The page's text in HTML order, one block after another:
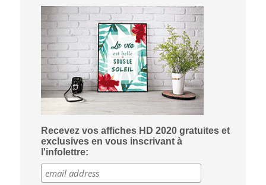
Recevez vos affiches HD 2020 gratuites et
exclusives en vous inscrivant à
l'infolettre: